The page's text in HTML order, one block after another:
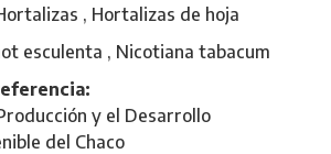
, Hortalizas de hoja
esculenta , Nicotiana tabacum
y el Desarrollo
del Chaco